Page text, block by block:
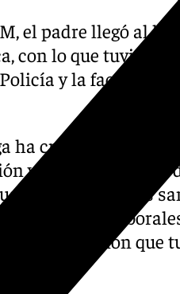
el padre llegó al
con lo que tuvieron
y la facultativa
ha criticado «este
y respeto, además
de los servicios
funciones
consideración que